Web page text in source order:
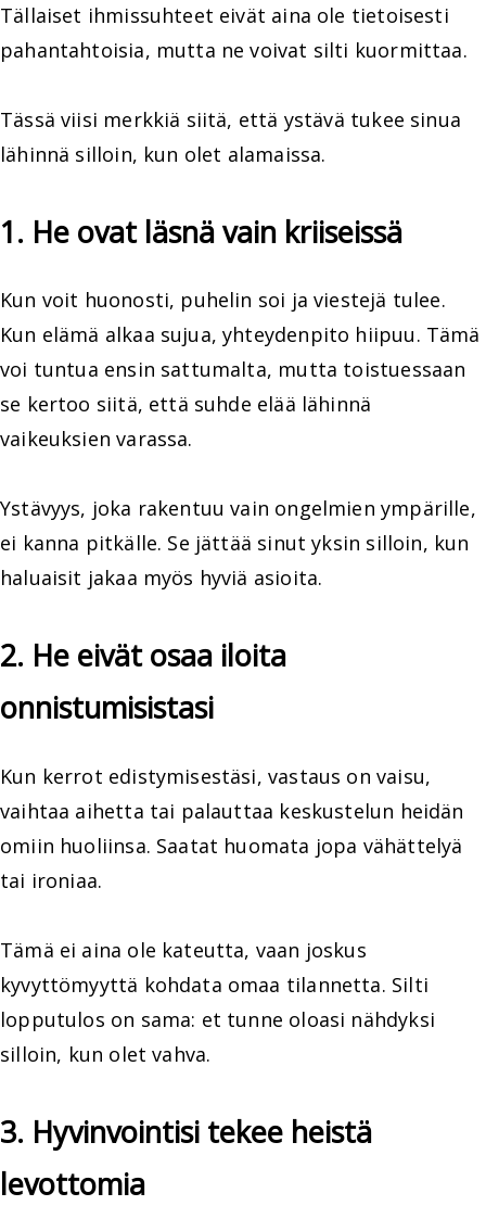
Tällaiset ihmissuhteet eivät aina ole tietoisesti
pahantahtoisia, mutta ne voivat silti kuormittaa.
Tässä viisi merkkiä siitä, että ystävä tukee sinua
lähinnä silloin, kun olet alamaissa.
1. He ovat läsnä vain kriiseissä
Kun voit huonosti, puhelin soi ja viestejä tulee.
Kun elämä alkaa sujua, yhteydenpito hiipuu. Tämä
voi tuntua ensin sattumalta, mutta toistuessaan
se kertoo siitä, että suhde elää lähinnä
vaikeuksien varassa.
Ystävyys, joka rakentuu vain ongelmien ympärille,
ei kanna pitkälle. Se jättää sinut yksin silloin, kun
haluaisit jakaa myös hyviä asioita.
2. He eivät osaa iloita
onnistumisistasi
Kun kerrot edistymisestäsi, vastaus on vaisu,
vaihtaa aihetta tai palauttaa keskustelun heidän
omiin huoliinsa. Saatat huomata jopa vähättelyä
tai ironiaa.
Tämä ei aina ole kateutta, vaan joskus
kyvyttömyyttä kohdata omaa tilannetta. Silti
lopputulos on sama: et tunne oloasi nähdyksi
silloin, kun olet vahva.
3. Hyvinvointisi tekee heistä
levottomia